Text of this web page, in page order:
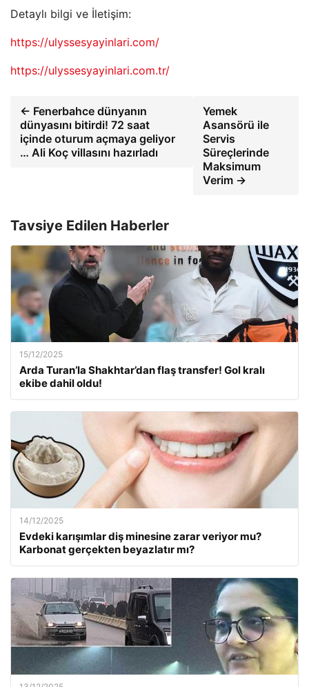
Detaylı bilgi ve İletişim:
https://ulyssesyayinlari.com/
https://ulyssesyayinlari.com.tr/
← Fenerbahce dünyanın
dünyasını bitirdi! 72 saat
içinde oturum açmaya geliyor
… Ali Koç villasını hazırladı
Yemek
Asansörü ile
Servis
Süreçlerinde
Maksimum
Verim →
Tavsiye Edilen Haberler
15/12/2025
Arda Turan’la Shakhtar’dan flaş transfer! Gol kralı
ekibe dahil oldu!
14/12/2025
Evdeki karışımlar diş minesine zarar veriyor mu?
Karbonat gerçekten beyazlatır mı?